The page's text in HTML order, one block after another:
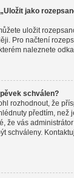
jako
uložit
Pro načtení
naleznete
schválen?
rozhodnout, že
předtím, než
že vás
schváleny.